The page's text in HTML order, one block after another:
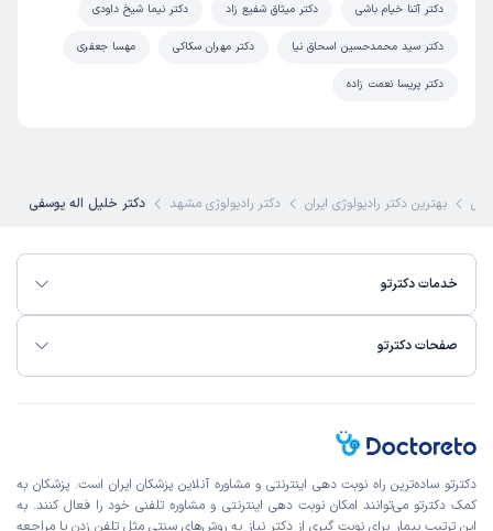
دکتر آتنا خیام باشی دکتر میثاق شفیع زاد دکتر نیما شیخ داودی
دکتر سید محمدحسین اسحاق نیا دکتر مهران سکاکی مهسا جعفری
دکتر پریسا نعمت زاده
بهترین دکتر رادیولوژی ایران دکتر رادیولوژی مشهد دکتر خلیل اله یوسفی
خدمات دکترتو
صفحات دکترتو
دکترتو ساده‌ترین راه نوبت‌ دهی اینترنتی و مشاوره آنلاین پزشکان ایران است. پزشکان به
کمک دکترتو می‌توانند امکان نوبت دهی اینترنتی و مشاوره تلفنی خود را فعال کنند. به
این ترتیب بیمار برای نوبت گیری از دکتر نیاز به روش‌های سنتی مثل تلفن زدن یا مراجعه